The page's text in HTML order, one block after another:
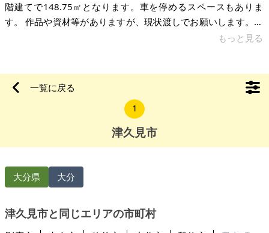
階建てで148.75㎡となります。車を停めるスペースもありま
す。 作品や資材等がありますが、現状渡しでお願いします。ま
た屋根が破損しているため修繕の必要があるかと思います。
家 希望価格：30万円（税込） ※現状有姿、および公簿売買での
お取引きとなります。 ※問い合わせ多数あるいは取引条件等に
より、上記と実際の取引価格とが異なる価格にて商談合意
もっと見る
一覧に戻る
1
津久見市
大分県 大分
津久見市と同じエリアの市町村